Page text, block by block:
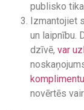
publisko
Izmantojiet
un laipnību.
dzīvē, var
novērtēs